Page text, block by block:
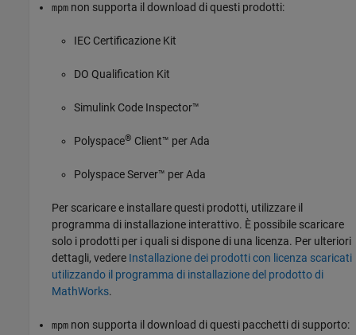
mpm non supporta il download di questi prodotti:
IEC Certificazione Kit
DO Qualification Kit
Simulink Code Inspector™
Polyspace® Client™ per Ada
Polyspace Server™ per Ada
Per scaricare e installare questi prodotti, utilizzare il
programma di installazione interattivo. È possibile scaricare
solo i prodotti per i quali si dispone di una licenza. Per ulteriori
dettagli, vedere Installazione dei prodotti con licenza scaricati
utilizzando il programma di installazione del prodotto di
MathWorks.
mpm non supporta il download di questi pacchetti di supporto: